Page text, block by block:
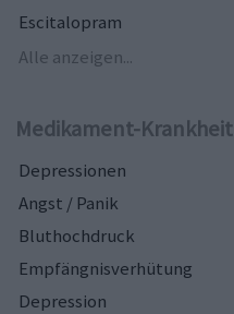
Escitalopram
Alle anzeigen...
Medikament-Krankheit
Depressionen
Angst / Panik
Bluthochdruck
Empfängnisverhütung
Depression